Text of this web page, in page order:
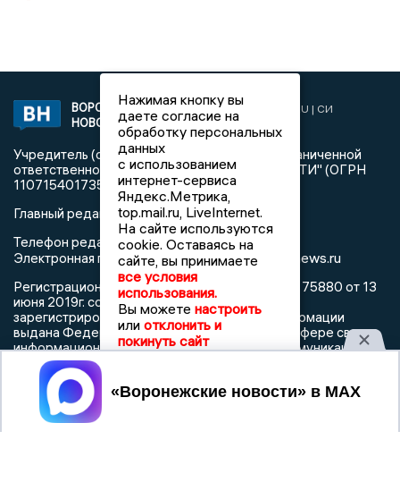
ВОРОНЕЖСКИЕ
НОВОСТИ
2019 © VORONEZHNEWS.RU | СИ
«Воронежские новости»
Учредитель (соучредители): Общество с ограниченной
ответственностью "РЕГИОНАЛЬНЫЕ НОВОСТИ" (ОГРН
1107154017354)
Главный редактор: Пирогов А.А.
Телефон редакции: +7 (473) 262 77 92
Электронная почта редакции:info@voronezhnews.ru
Регистрационный номер: серия Эл № ФС 77 - 75880 от 13
июня 2019г. согласно выписке из реестра
зарегистрированных средств массовой информации
выдана Федеральной службой по надзору в сфере связи,
информационных технологий и массовых коммуникаций
При использовании любого материала с данного сайта
Нажимая кнопку вы
даете согласие на
обработку персональных
данных
с использованием
интернет-сервиса
Яндекс.Метрика,
top.mail.ru, LiveInternet.
На сайте используются
cookie. Оставаясь на
сайте, вы принимаете
все условия
использования.
Вы можете настроить
или отклонить и
покинуть сайт
Принять